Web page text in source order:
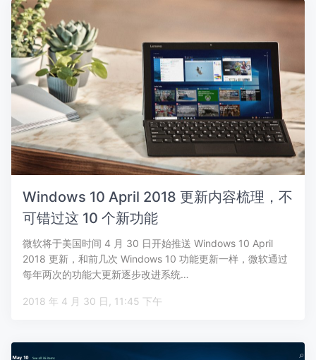
Windows 10 April 2018 更新内容梳理，不
可错过这 10 个新功能
微软将于美国时间 4 月 30 日开始推送 Windows 10 April
2018 更新，和前几次 Windows 10 功能更新一样，微软通过
每年两次的功能大更新逐步改进系统…
2018 年 4 月 30 日, 11:45 下午